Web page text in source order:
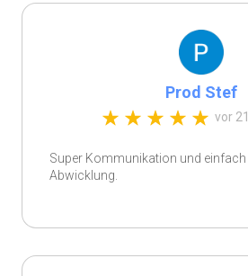
Prod Stef
vor
Super Kommunikation und einfach
Abwicklung.